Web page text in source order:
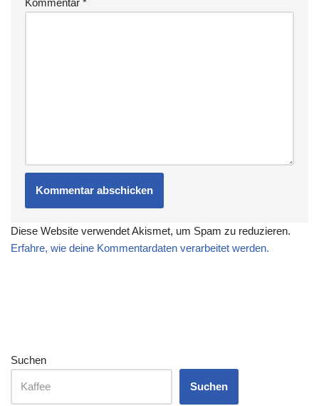
Diese Website verwendet Akismet, um Spam zu reduzieren.
Erfahre, wie deine Kommentardaten verarbeitet werden.
Suchen
Suchen